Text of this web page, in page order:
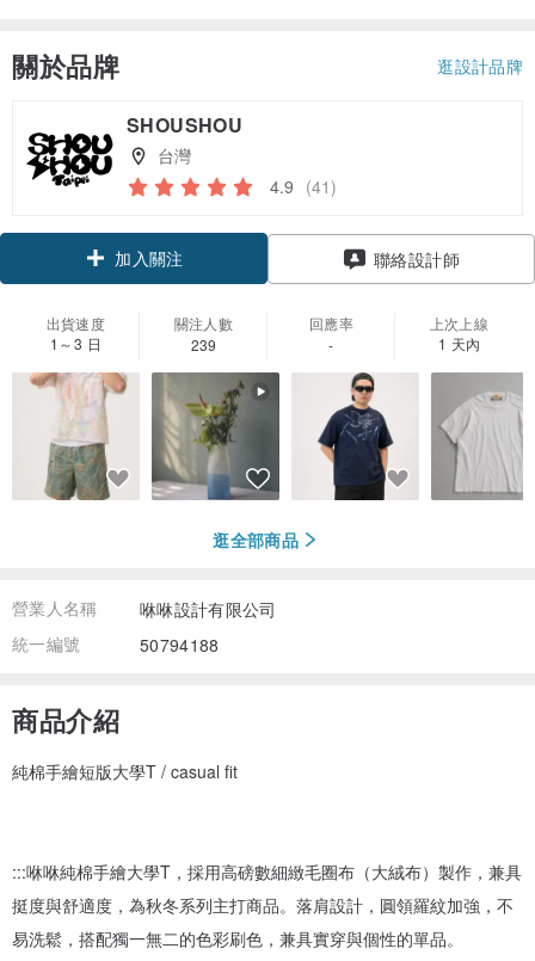
關於品牌 逛設計品牌
SHOUSHOU
台灣
4.9 (41)
加入關注 聯絡設計師
出貨速度
1～3 日
關注人數
239
回應率
-
上次上線
1 天內
逛全部商品
營業人名稱
咻咻設計有限公司
統一編號
50794188
商品介紹
純棉手繪短版大學T / casual fit
:::咻咻純棉手繪大學T，採用高磅數細緻毛圈布（大絨布）製作，兼具
挺度與舒適度，為秋冬系列主打商品。落肩設計，圓領羅紋加強，不
易洗鬆，搭配獨一無二的色彩刷色，兼具實穿與個性的單品。